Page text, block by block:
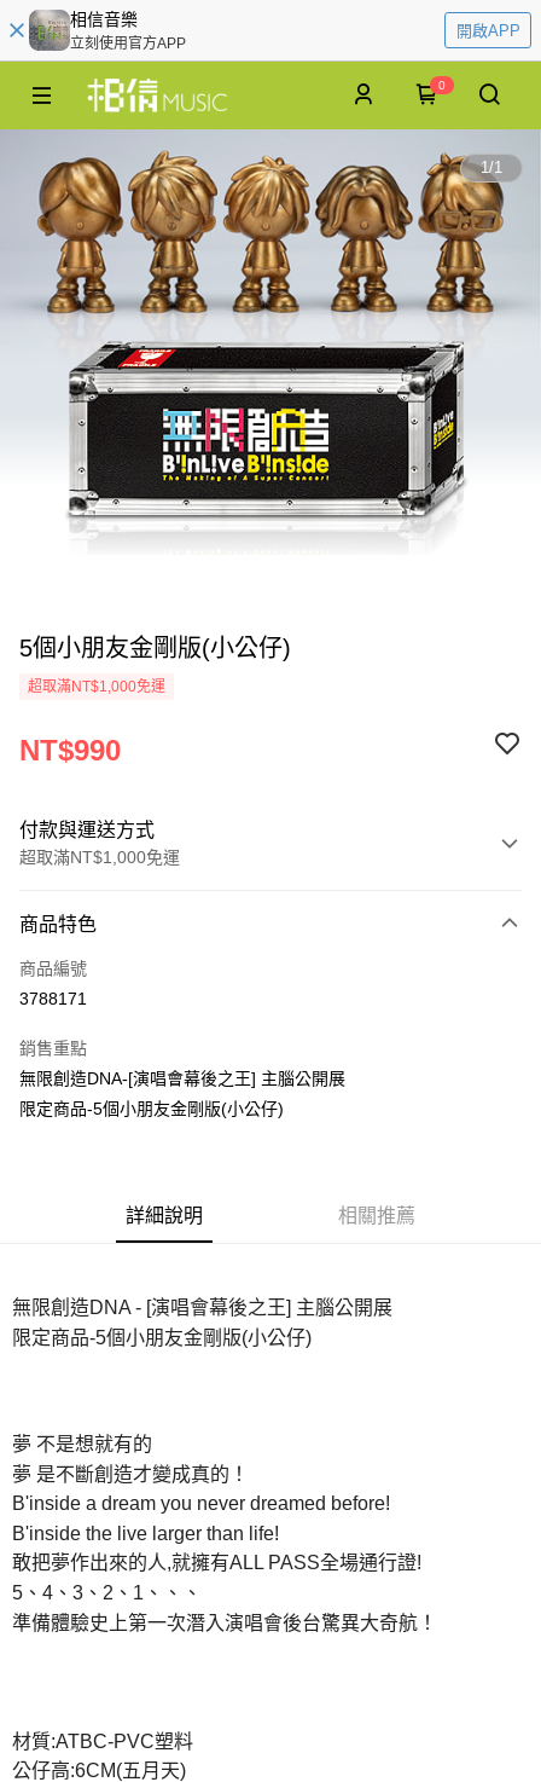
相信音樂
立刻使用官方APP
開啟APP
0
1/1
5個小朋友金剛版(小公仔)
超取滿NT$1,000免運
NT$990
付款與運送方式
超取滿NT$1,000免運
信用卡一次付款
超商取貨付款
Apple Pay
悠遊付
運送方式
全家取貨付款
每筆NT$65，滿NT$1,000(含以上)免運費
7-11取貨付款
每筆NT$65，滿NT$1,000(含以上)免運費
付款後7-11取貨
每筆NT$65，滿NT$1,000(含以上)免運費
商品特色
商品編號
3788171
銷售重點
無限創造DNA-[演唱會幕後之王] 主腦公開展
限定商品-5個小朋友金剛版(小公仔)
詳細說明 相關推薦
無限創造DNA - [演唱會幕後之王] 主腦公開展
限定商品-5個小朋友金剛版(小公仔)
夢 不是想就有的
夢 是不斷創造才變成真的！
B'inside a dream you never dreamed before!
B'inside the live larger than life!
敢把夢作出來的人,就擁有ALL PASS全場通行證!
5、4、3、2、1、、、
準備體驗史上第一次潛入演唱會後台驚異大奇航！
材質:ATBC-PVC塑料
公仔高:6CM(五月天)